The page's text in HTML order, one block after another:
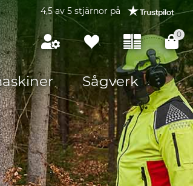
4,5 av 5 stjärnor på
0
Sågverk